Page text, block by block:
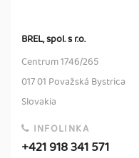
BREL, spol. s r.o.
Centrum 1746/265
017 01 Považská Bystrica
Slovakia
INFOLINKA
+421 918 341 571